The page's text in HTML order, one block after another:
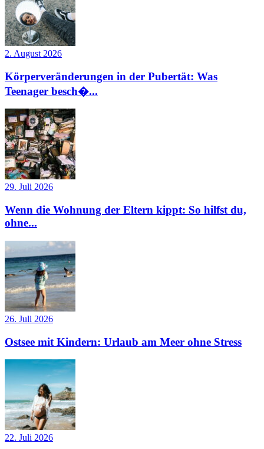
2. August 2026
Körperveränderungen in der Pubertät: Was
Teenager besch�...
29. Juli 2026
Wenn die Wohnung der Eltern kippt: So hilfst du,
ohne...
26. Juli 2026
Ostsee mit Kindern: Urlaub am Meer ohne Stress
22. Juli 2026